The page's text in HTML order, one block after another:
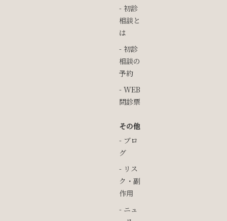
初診
相談と
は
初診
相談の
予約
WEB
問診票
その他
ブロ
グ
リス
ク・副
作用
ニュ